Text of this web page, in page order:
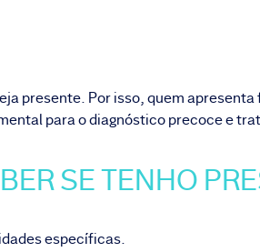
presente. Por isso, quem
para o diagnóstico precoce e
SE TENHO
específicas.